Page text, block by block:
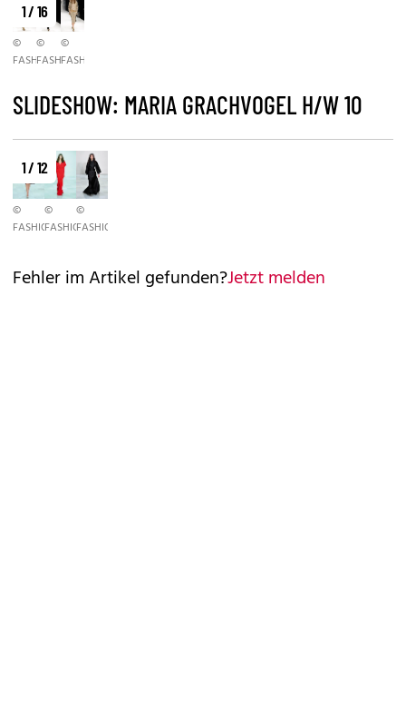
1 / 16
©
FASHIONPPS.COM
©
FASHIONPPS.COM
©
FASHIONPPS.COM
SLIDESHOW: MARIA GRACHVOGEL H/W 10
1 / 12
©
FASHIONPPS.COM
©
FASHIONPPS.COM
©
FASHIONPPS.COM
Fehler im Artikel gefunden?Jetzt melden